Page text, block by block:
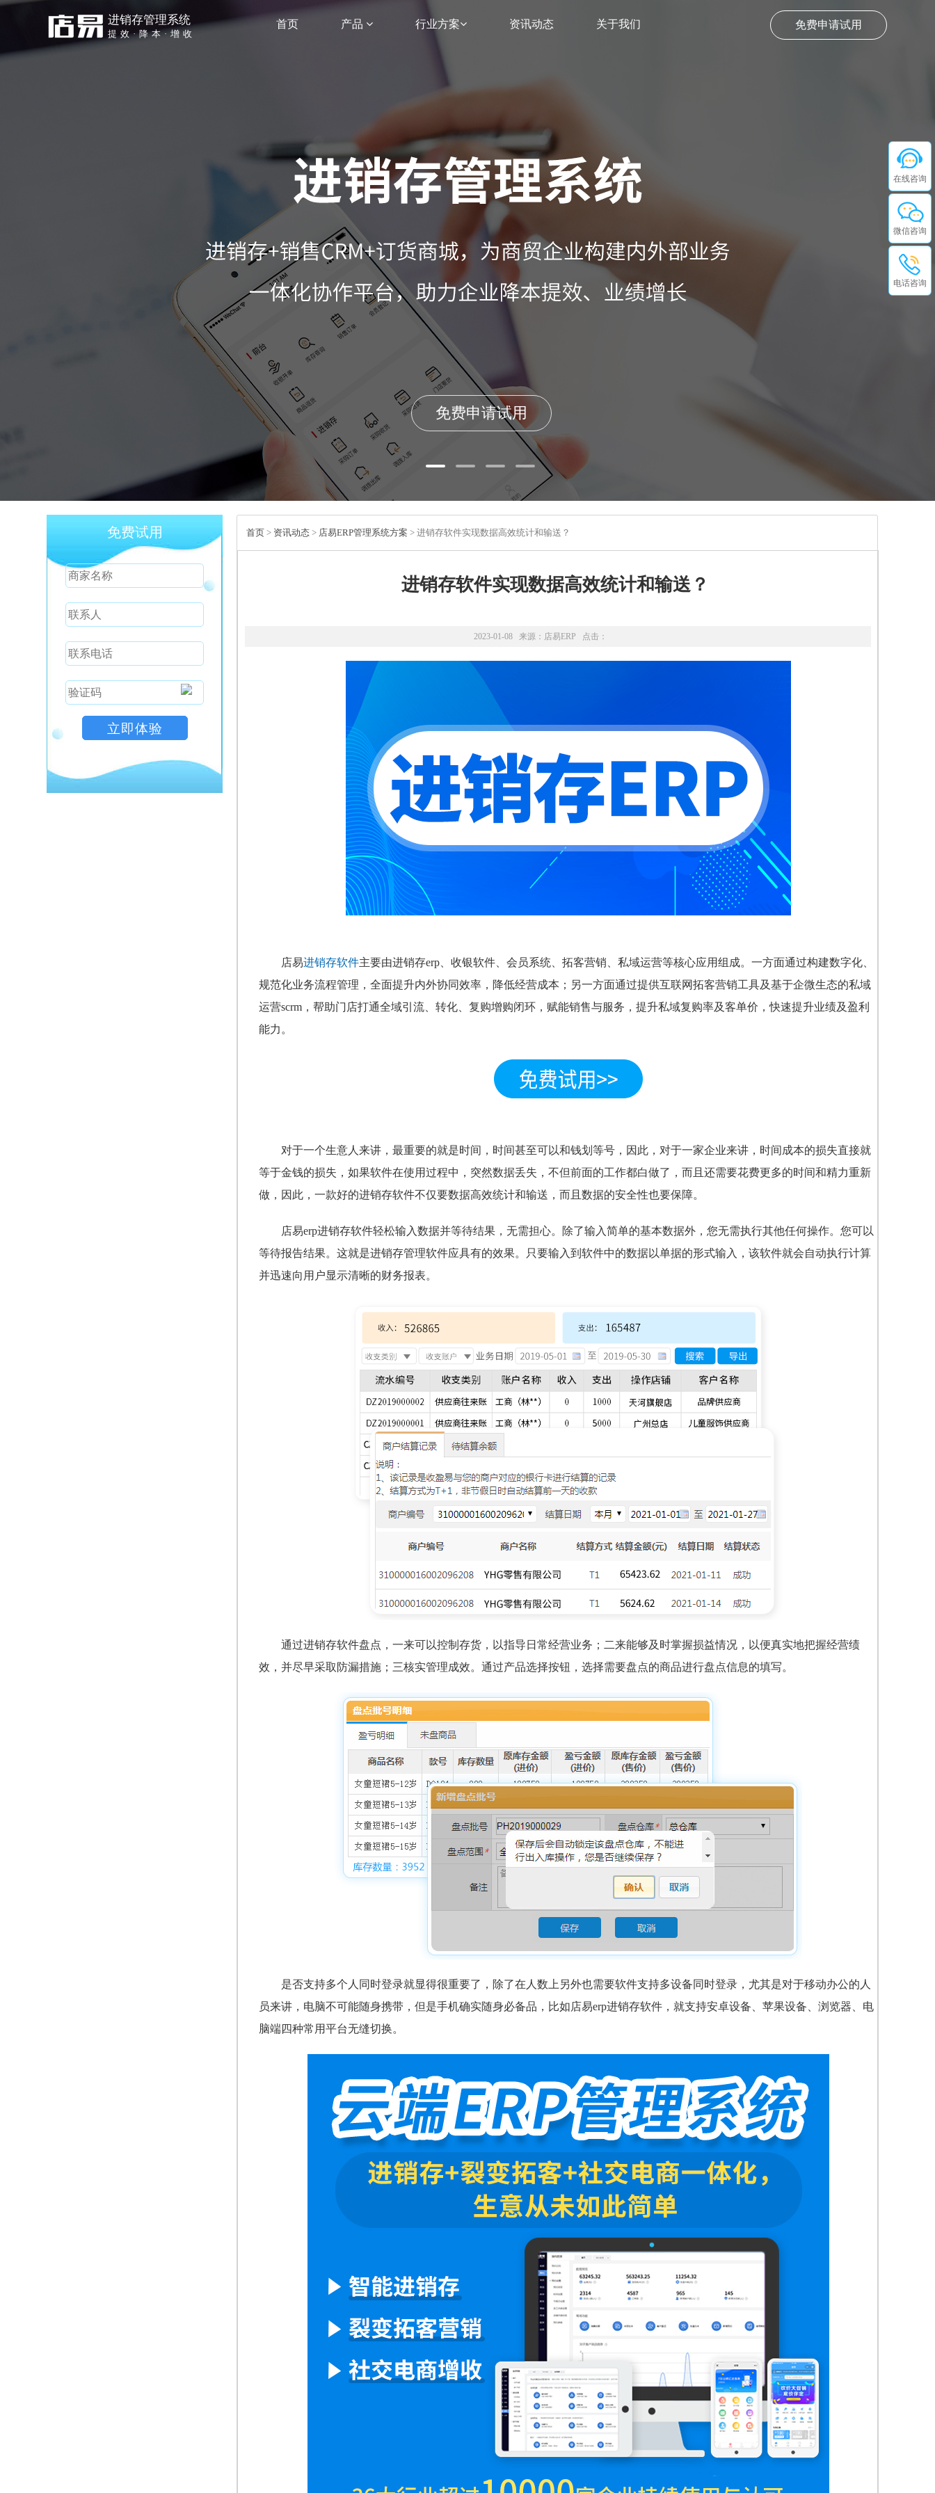
免费申请试用
进销存管理系统
提效·降本·增收
首页 产品 行业方案 资讯动态 关于我们
免费申请试用
免费试用 首页 > 资讯动态 > 店易ERP管理系统方案 > 进销存软件实现数据高效统计和输送？
进销存软件实现数据高效统计和输送？
2023-01-08 来源： 店易ERP 点击：
店易进销存软件主要由进销存erp、收银软件、会员系统、拓客营销、私域运营等核心应用组成。一方面通过构建数字化、
规范化业务流程管理，全面提升内外协同效率，降低经营成本；另一方面通过提供互联网拓客营销工具及基于企微生态的私域
运营scrm，帮助门店打通全域引流、转化、复购增购闭环，赋能销售与服务，提升私域复购率及客单价，快速提升业绩及盈利
能力。
对于一个生意人来讲，最重要的就是时间，时间甚至可以和钱划等号，因此，对于一家企业来讲，时间成本的损失直接就
等于金钱的损失，如果软件在使用过程中，突然数据丢失，不但前面的工作都白做了，而且还需要花费更多的时间和精力重新
做，因此，一款好的进销存软件不仅要数据高效统计和输送，而且数据的安全性也要保障。
店易erp进销存软件轻松输入数据并等待结果，无需担心。除了输入简单的基本数据外，您无需执行其他任何操作。您可以
等待报告结果。这就是进销存管理软件应具有的效果。只要输入到软件中的数据以单据的形式输入，该软件就会自动执行计算
并迅速向用户显示清晰的财务报表。
通过进销存软件盘点，一来可以控制存货 ，以指导日常经营业务；二来能够及时掌握损益情况，以便真实地把握经营绩
效，并尽早采取防漏措施；三核实管理成效。通过产品选择按钮，选择需要盘点的商品进行盘点信息的填写。
是否支持多个人同时登录就显得很重要了，除了在人数上另外也需要软件支持多设备同时登录，尤其是对于移动办公的人
员来讲，电脑不可能随身携带，但是手机确实随身必备品，比如店易erp进销存软件，就支持安卓设备、苹果设备、浏览器、电
脑端四种常用平台无缝切换。
在线咨询
微信咨询
电话咨询